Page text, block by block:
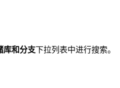
和分支下拉列表中进行搜索。